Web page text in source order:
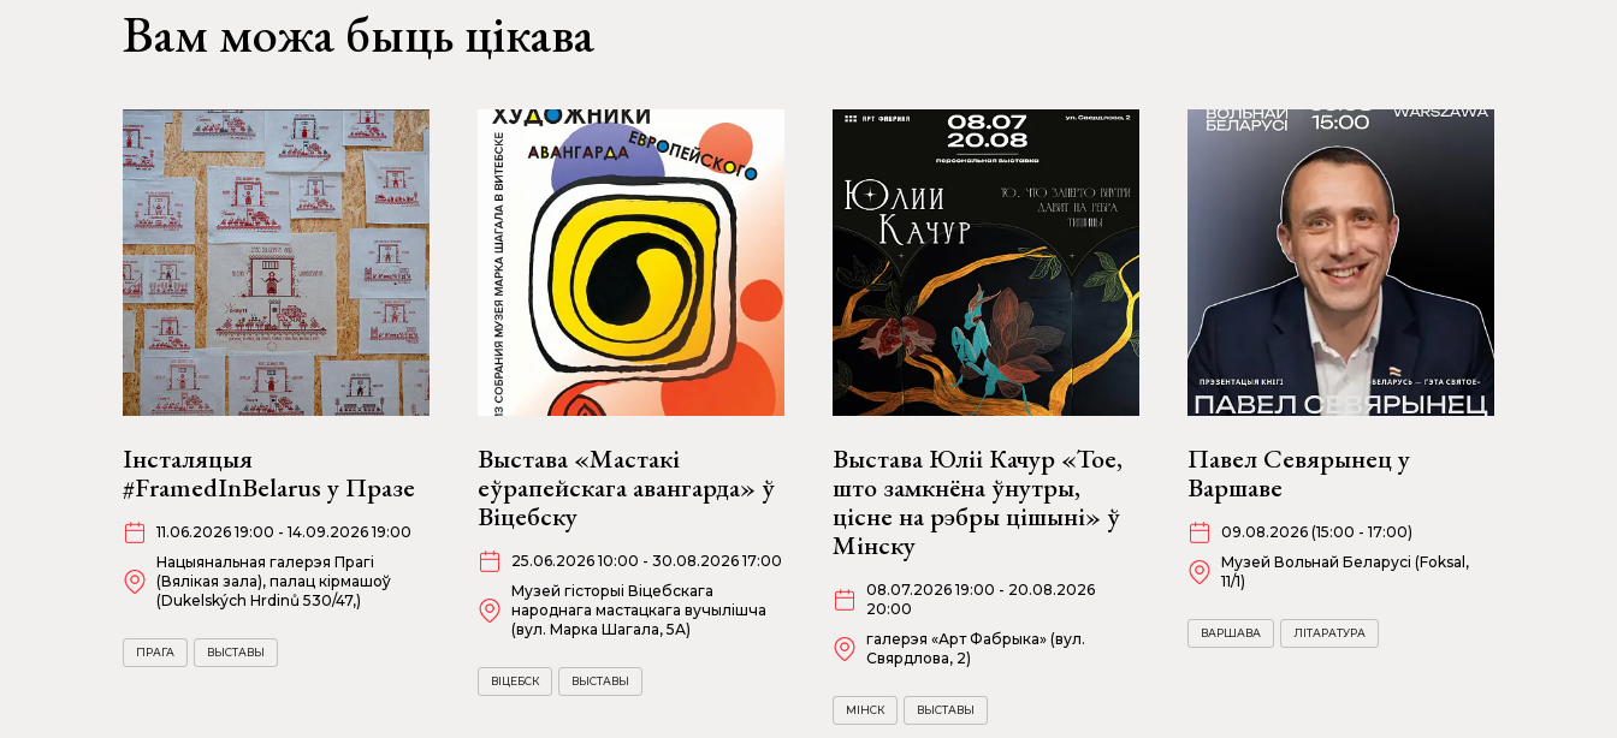
Вам можа быць цікава
Інсталяцыя
#FramedInBelarus у Празе
11.06.2026 19:00 - 14.09.2026 19:00
Нацыянальная галерэя Прагі
(Вялікая зала), палац кірмашоў
(Dukelských Hrdinů 530/47,)
ПРАГА ВЫСТАВЫ
Выстава «Мастакі
еўрапейскага авангарда» ў
Віцебску
25.06.2026 10:00 - 30.08.2026 17:00
Музей гісторыі Віцебскага
народнага мастацкага вучылішча
(вул. Марка Шагала, 5А)
ВІЦЕБСК ВЫСТАВЫ
Выстава Юліі Качур «Тое,
што замкнёна ўнутры,
цісне на рэбры цішыні» ў
Мінску
08.07.2026 19:00 - 20.08.2026
20:00
галерэя «Арт Фабрыка» (вул.
Свярдлова, 2)
МІНСК ВЫСТАВЫ
Павел Севярынец у
Варшаве
09.08.2026 (15:00 - 17:00)
Музей Вольнай Беларусі (Foksal,
11/1)
ВАРШАВА ЛІТАРАТУРА